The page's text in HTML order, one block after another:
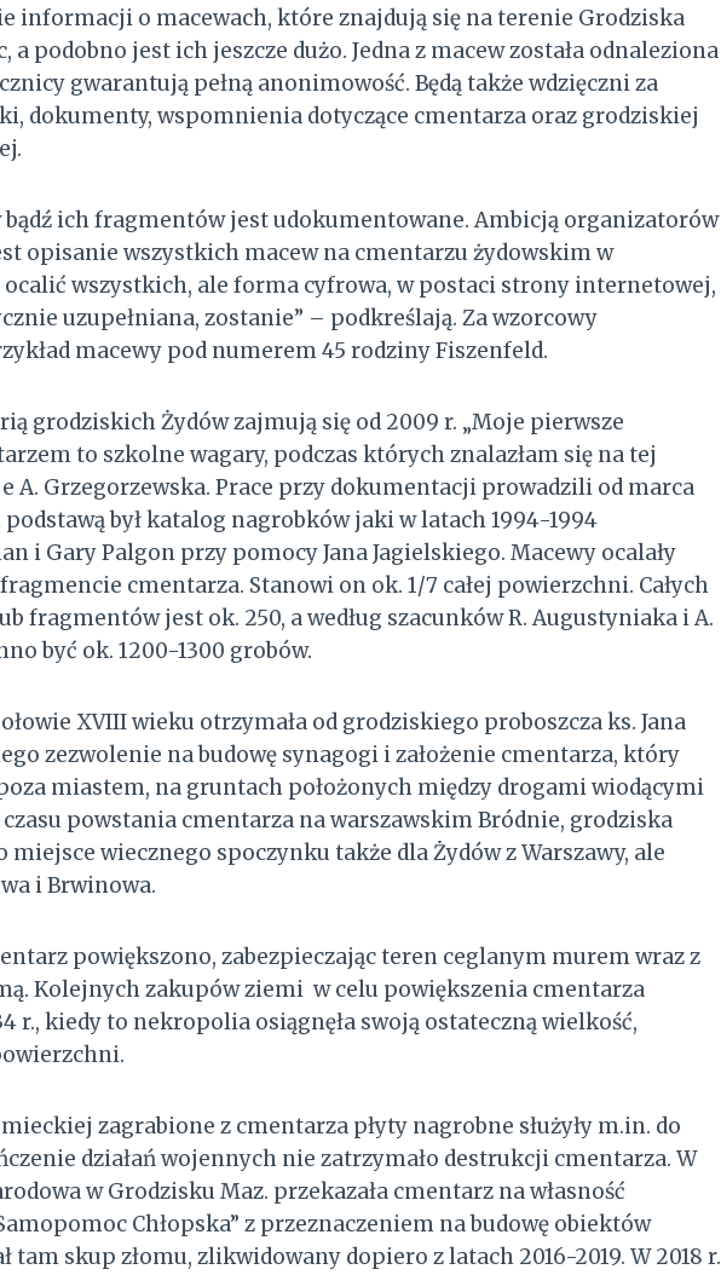
informacji o macewach, które znajdują się na terenie Grodziska
podobno jest ich jeszcze dużo. Jedna z macew została odnaleziona
gwarantują pełną anonimowość. Będą także wdzięczni za
dokumenty, wspomnienia dotyczące cmentarza oraz grodziskiej
bądź ich fragmentów jest udokumentowane. Ambicją organizatorów
opisanie wszystkich macew na cmentarzu żydowskim w
ocalić wszystkich, ale forma cyfrowa, w postaci strony internetowej,
uzupełniana, zostanie” – podkreślają. Za wzorcowy
macewy pod numerem 45 rodziny Fiszenfeld.
grodziskich Żydów zajmują się od 2009 r. „Moje pierwsze
to szkolne wagary, podczas których znalazłam się na tej
A. Grzegorzewska. Prace przy dokumentacji prowadzili od marca
był katalog nagrobków jaki w latach 1994-1994
i Gary Palgon przy pomocy Jana Jagielskiego. Macewy ocalały
cmentarza. Stanowi on ok. 1/7 całej powierzchni. Całych
fragmentów jest ok. 250, a według szacunków R. Augustyniaka i A.
być ok. 1200-1300 grobów.
XVIII wieku otrzymała od grodziskiego proboszcza ks. Jana
zezwolenie na budowę synagogi i założenie cmentarza, który
miastem, na gruntach położonych między drogami wiodącymi
czasu powstania cmentarza na warszawskim Bródnie, grodziska
miejsce wiecznego spoczynku także dla Żydów z Warszawy, ale
i Brwinowa.
powiększono, zabezpieczając teren ceglanym murem wraz z
Kolejnych zakupów ziemi w celu powiększenia cmentarza
r., kiedy to nekropolia osiągnęła swoją ostateczną wielkość,
zagrabione z cmentarza płyty nagrobne służyły m.in. do
działań wojennych nie zatrzymało destrukcji cmentarza. W
w Grodzisku Maz. przekazała cmentarz na własność
Chłopska” z przeznaczeniem na budowę obiektów
tam skup złomu, zlikwidowany dopiero z latach 2016-2019. W 2018 r.